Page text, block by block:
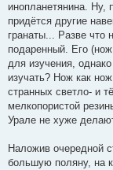
инопланетянина. Ну,
придётся другие
гранаты... Разве что
подаренный. Его
для изучения,
изучать? Нож как
странных светло- и
мелкопористой
Урале не хуже
Наложив очередной
большую поляну, на